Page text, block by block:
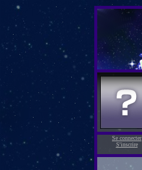
Se connecter
S'inscrire